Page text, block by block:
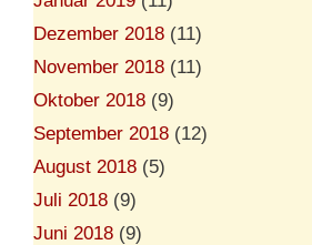
Dezember 2018 (11)
November 2018 (11)
Oktober 2018 (9)
September 2018 (12)
August 2018 (5)
Juli 2018 (9)
Juni 2018 (9)